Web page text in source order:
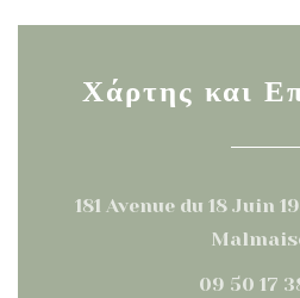
Χάρτης και
181 Avenue du 18 Juin
09 50 17